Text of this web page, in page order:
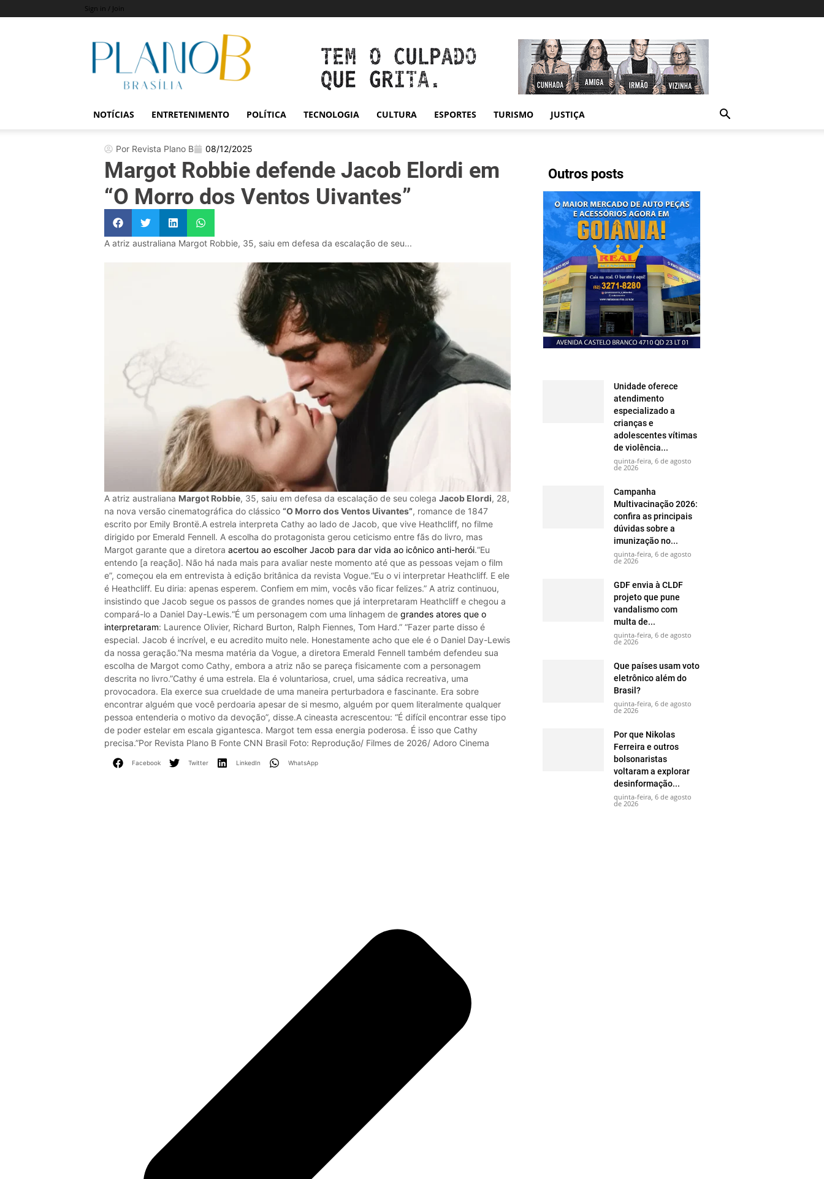
Sign in / Join
Revista
Plano
NOTÍCIAS ENTRETENIMENTO POLÍTICA TECNOLOGIA CULTURA ESPORTES TURISMO JUSTIÇA
Outros posts
Unidade oferece
atendimento
especializado a
crianças e
adolescentes vítimas
de violência...
quinta-feira, 6 de agosto
de 2026
Campanha
Multivacinação 2026:
confira as principais
dúvidas sobre a
imunização no...
quinta-feira, 6 de agosto
de 2026
GDF envia à CLDF
projeto que pune
vandalismo com
multa de...
quinta-feira, 6 de agosto
de 2026
Que países usam voto
eletrônico além do
Brasil?
quinta-feira, 6 de agosto
de 2026
Por que Nikolas
Ferreira e outros
bolsonaristas
voltaram a explorar
desinformação...
quinta-feira, 6 de agosto
de 2026
Por Revista Plano B 08/12/2025
Margot Robbie defende Jacob Elordi em
“O Morro dos Ventos Uivantes”
A atriz australiana Margot Robbie, 35, saiu em defesa da escalação de seu...
A atriz australiana Margot Robbie, 35, saiu em defesa da escalação de seu colega Jacob Elordi, 28,
na nova versão cinematográfica do clássico “O Morro dos Ventos Uivantes”, romance de 1847
escrito por Emily Brontë.A estrela interpreta Cathy ao lado de Jacob, que vive Heathcliff, no filme
dirigido por Emerald Fennell. A escolha do protagonista gerou ceticismo entre fãs do livro, mas
Margot garante que a diretora acertou ao escolher Jacob para dar vida ao icônico anti-herói.“Eu
entendo [a reação]. Não há nada mais para avaliar neste momento até que as pessoas vejam o film​
e”, começou ela em entrevista à ​edição britânica da revista Vogue​.“Eu o vi interpretar Heathcliff. E ele
é Heathcliff. Eu diria: apenas esperem. Confiem em mim, vocês vão ficar felizes.” A atriz continuou,
insistindo que Jacob segue os passos de grandes nomes que já interpretaram Heathcliff e chegou a
compará-lo a Daniel Day-Lewis.“É um personagem com uma linhagem degrandes atores que o
interpretaram: Laurence Olivier, Richard Burton, Ralph Fiennes, Tom Hard.” “Fazer parte disso é
especial. Jacob é incrível, e eu acredito muito nele. Honestamente acho que ele é o Daniel Day-Lewis
da nossa geração.”Na mesma matéria da Vogue, a diretora Emerald Fennell também defendeu sua
escolha de Margot como Cathy, embora a atriz não se pareça fisicamente com a personagem
descrita no livro.​”Cathy é uma estrela. Ela é voluntariosa, cruel, uma sádica recreativa, uma
provocadora. Ela exerce sua crueldade de uma maneira perturbadora e fascinante.​ Era sobre
encontrar alguém que você perdoaria apesar de si mesmo, alguém por quem literalmente qualquer
pessoa entenderia o motivo da devoção​”, disse.​A cineasta acrescentou: “É difícil encontrar esse tipo
de poder estelar em escala gigantesca. Margot tem essa energia poderosa. É isso que Cathy
precisa.​”Por Revista Plano B Fonte CNN Brasil Foto: Reprodução/ Filmes de 2026/ Adoro Cinema
Facebook Twitter LinkedIn WhatsApp